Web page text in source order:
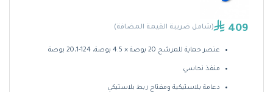
409 (شامل ضريبة القيمة المضافة)
عنصر حماية للمرشح 20 بوصة × 4.5 بوصة، 124-20،1 بوصة
منفذ نحاسي
دعامة بلاستيكية ومفتاح ربط بلاستيكي